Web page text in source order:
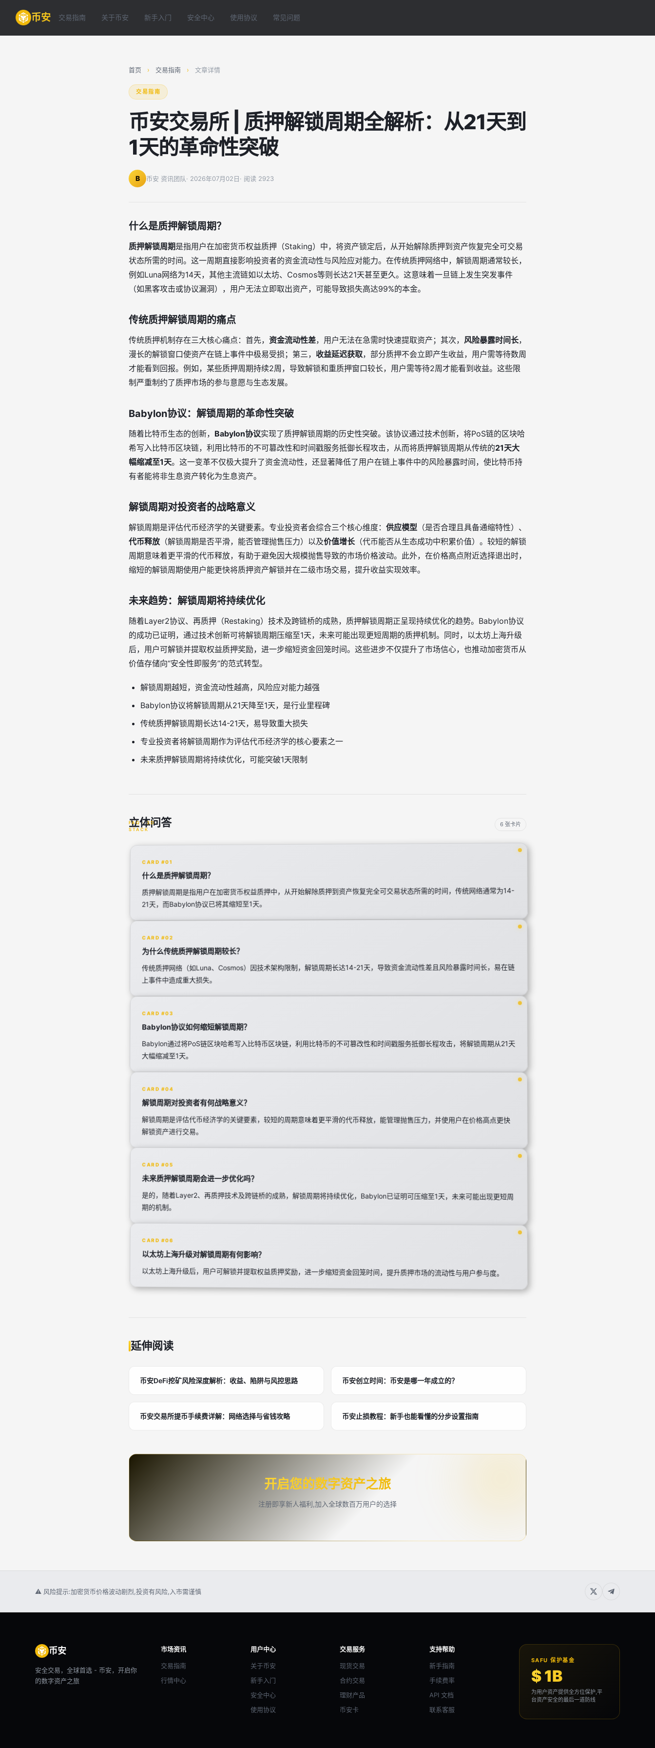
币安 交易指南 关于币安 新手入门 安全中心 使用协议 常见问题
首页 › 交易指南 › 文章详情
交易指南
币安交易所 | 质押解锁周期全解析：从21天到
1天的革命性突破
B 币安 资讯团队· 2026年07月02日· 阅读 2923
什么是质押解锁周期？
质押解锁周期是指用户在加密货币权益质押（Staking）中，将资产锁定后，从开始解除质押到资产恢复完全可交易
状态所需的时间。这一周期直接影响投资者的资金流动性与风险应对能力。在传统质押网络中，解锁周期通常较长，
例如Luna网络为14天，其他主流链如以太坊、Cosmos等则长达21天甚至更久。这意味着一旦链上发生突发事件
（如黑客攻击或协议漏洞），用户无法立即取出资产，可能导致损失高达99%的本金。
传统质押解锁周期的痛点
传统质押机制存在三大核心痛点：首先， 资金流动性差，用户无法在急需时快速提取资产；其次， 风险暴露时间长，
漫长的解锁窗口使资产在链上事件中极易受损；第三， 收益延迟获取，部分质押不会立即产生收益，用户需等待数周
才能看到回报。例如，某些质押周期持续2周，导致解锁和重质押窗口较长，用户需等待2周才能看到收益。这些限
制严重制约了质押市场的参与意愿与生态发展。
Babylon协议：解锁周期的革命性突破
随着比特币生态的创新， Babylon协议实现了质押解锁周期的历史性突破。该协议通过技术创新，将PoS链的区块哈
希写入比特币区块链，利用比特币的不可篡改性和时间戳服务抵御长程攻击，从而将质押解锁周期从传统的21天大
幅缩减至1天。这一变革不仅极大提升了资金流动性，还显著降低了用户在链上事件中的风险暴露时间，使比特币持
有者能将非生息资产转化为生息资产。
解锁周期对投资者的战略意义
解锁周期是评估代币经济学的关键要素。专业投资者会综合三个核心维度： 供应模型 （是否合理且具备通缩特性）、
代币释放 （解锁周期是否平滑，能否管理抛售压力）以及价值增长（代币能否从生态成功中积累价值）。较短的解锁
周期意味着更平滑的代币释放，有助于避免因大规模抛售导致的市场价格波动。此外，在价格高点附近选择退出时，
缩短的解锁周期使用户能更快将质押资产解锁并在二级市场交易，提升收益实现效率。
未来趋势：解锁周期将持续优化
随着Layer2协议、再质押（Restaking）技术及跨链桥的成熟，质押解锁周期正呈现持续优化的趋势。Babylon协议
的成功已证明，通过技术创新可将解锁周期压缩至1天，未来可能出现更短周期的质押机制。同时，以太坊上海升级
后，用户可解锁并提取权益质押奖励，进一步缩短资金回笼时间。这些进步不仅提升了市场信心，也推动加密货币从
价值存储向“安全性即服务”的范式转型。
解锁周期越短，资金流动性越高，风险应对能力越强
Babylon协议将解锁周期从21天降至1天，是行业里程碑
传统质押解锁周期长达14-21天，易导致重大损失
专业投资者将解锁周期作为评估代币经济学的核心要素之一
未来质押解锁周期将持续优化，可能突破1天限制
立体问答 6 张卡片
CARD #01
什么是质押解锁周期？
质押解锁周期是指用户在加密货币权益质押中，从开始解除质押到资产恢复完全可交易状态所需的时间，传统网络通常为14-
21天，而Babylon协议已将其缩短至1天。
CARD #02
为什么传统质押解锁周期较长？
传统质押网络（如Luna、Cosmos）因技术架构限制，解锁周期长达14-21天，导致资金流动性差且风险暴露时间长，易在链
上事件中造成重大损失。
CARD #03
Babylon协议如何缩短解锁周期？
Babylon通过将PoS链区块哈希写入比特币区块链，利用比特币的不可篡改性和时间戳服务抵御长程攻击，将解锁周期从21天
大幅缩减至1天。
CARD #04
解锁周期对投资者有何战略意义？
解锁周期是评估代币经济学的关键要素，较短的周期意味着更平滑的代币释放，能管理抛售压力，并使用户在价格高点更快
解锁资产进行交易。
CARD #05
未来质押解锁周期会进一步优化吗？
是的，随着Layer2、再质押技术及跨链桥的成熟，解锁周期将持续优化，Babylon已证明可压缩至1天，未来可能出现更短周
期的机制。
CARD #06
以太坊上海升级对解锁周期有何影响？
以太坊上海升级后，用户可解锁并提取权益质押奖励，进一步缩短资金回笼时间，提升质押市场的流动性与用户参与度。
延伸阅读
币安DeFi挖矿风险深度解析：收益、陷阱与风控思路 币安创立时间：币安是哪一年成立的？
币安交易所提币手续费详解：网络选择与省钱攻略 币安止损教程：新手也能看懂的分步设置指南
开启您的数字资产之旅
注册即享新人福利,加入全球数百万用户的选择
⚠ 风险提示:加密货币价格波动剧烈,投资有风险,入市需谨慎
币安
安全交易，全球首选 - 币安，开启你
的数字资产之旅
市场资讯
交易指南
行情中心
用户中心
关于币安
新手入门
安全中心
使用协议
交易服务
现货交易
合约交易
理财产品
币安卡
支持帮助
新手指南
手续费率
API 文档
联系客服
SAFU 保护基金
$ 1B
为用户资产提供全方位保护,平
台资产安全的最后一道防线